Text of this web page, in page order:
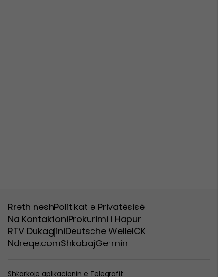
Rreth neshPolitikat e Privatësisë
Na KontaktoniProkurimi i Hapur
RTV DukagjiniDeutsche WelleICK
Ndreqe.comShkabajGermin
Shkarkoje aplikacionin e Telegrafit